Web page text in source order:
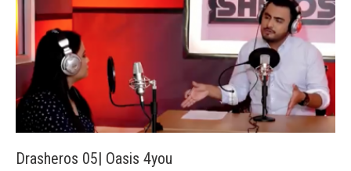
Drasheros 05| Oasis 4you